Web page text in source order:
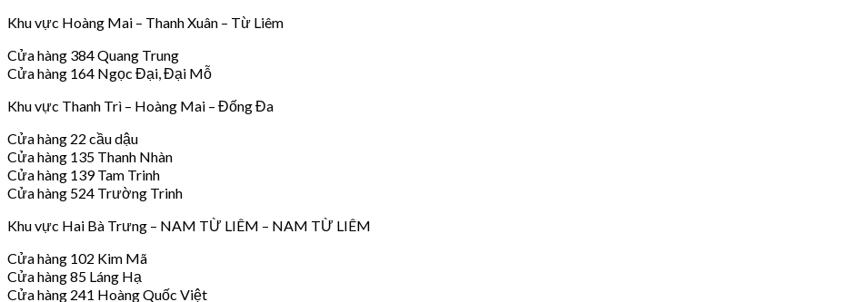
Khu vực Hoàng Mai – Thanh Xuân – Từ Liêm
Cửa hàng 384 Quang Trung
Cửa hàng 164 Ngọc Đại, Đại Mỗ
Khu vực Thanh Trì – Hoàng Mai – Đống Đa
Cửa hàng 22 cầu dậu
Cửa hàng 135 Thanh Nhàn
Cửa hàng 139 Tam Trinh
Cửa hàng 524 Trường Trinh
Khu vực Hai Bà Trưng – NAM TỪ LIÊM – NAM TỪ LIÊM
Cửa hàng 102 Kim Mã
Cửa hàng 85 Láng Hạ
Cửa hàng 241 Hoàng Quốc Việt